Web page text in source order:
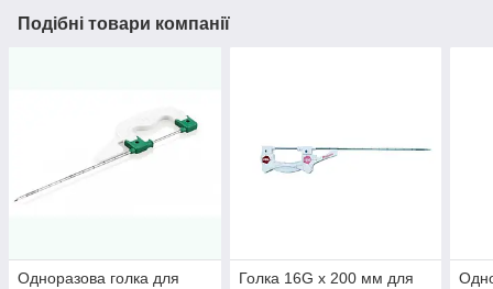
Подібні товари компанії
Одноразова голка для
Голка 16G x 200 мм для